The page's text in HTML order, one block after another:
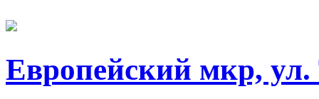
Европейский мкр, ул.